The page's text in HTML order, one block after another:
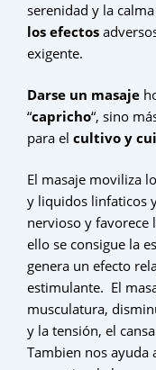
serenidad y la
los efectos
exigente.
Darse un masaje
“capricho“, sino
para elcultivo y
El masaje moviliza
y liquidos linfaticos
nervioso y favorece
ello se consigue la
genera un efecto
estimulante. El
musculatura,
y la tensión, el
Tambien nos